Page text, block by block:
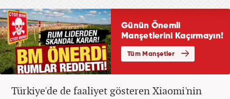
Türkiye'de de faaliyet gösteren Xiaomi'nin